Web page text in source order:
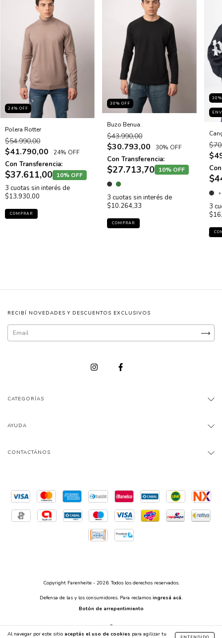
Al navegar por este sitio aceptás el uso de cookies para agilizar tu
24% OFF
Polera Rotter
$54.990,00
$41.790,00 24% OFF
Con Transferencia:
$37.611,00 10% OFF
3 cuotas sin interés de
$13.930,00
COMPRAR
30% OFF
Buzo Benua.
$43.990,00
$30.793,00 30% OFF
Con Transferencia:
$27.713,70 10% OFF
3 cuotas sin interés de
$10.264,33
COMPRAR
30
3
RECIBÍ NOVEDADES Y DESCUENTOS EXCLUSIVOS
CATEGORÍAS
AYUDA
CONTACTÁNOS
Copyright Farenheite - 2026. Todos los derechos reservados.
Defensa de las y los consumidores. Para reclamos ingresá acá.
Botón de arrepentimiento